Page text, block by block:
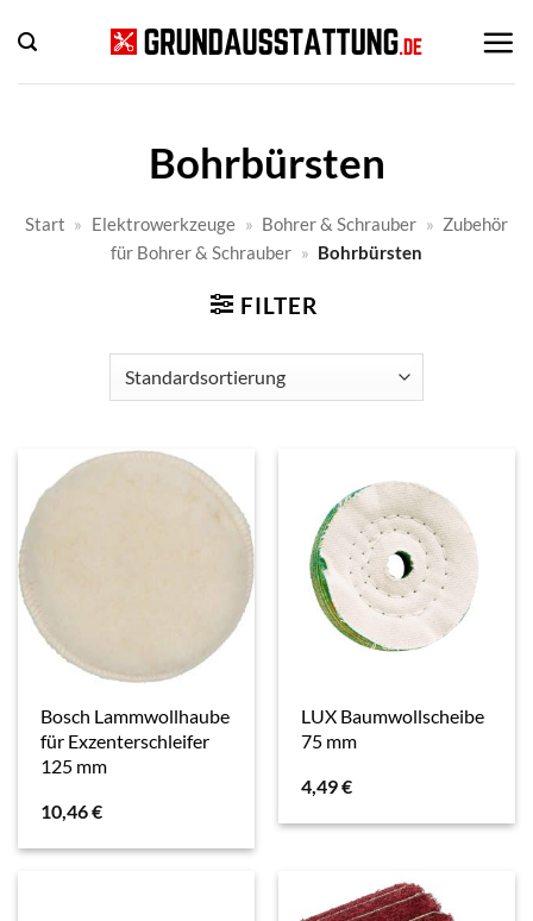
Inhalt
springen
Bohrbürsten
Start » Elektrowerkzeuge » Bohrer & Schrauber » Zubehör
für Bohrer & Schrauber » Bohrbürsten
FILTER
Bosch Lammwollhaube
für Exzenterschleifer
125 mm
10,46€
LUX Baumwollscheibe
75 mm
4,49€